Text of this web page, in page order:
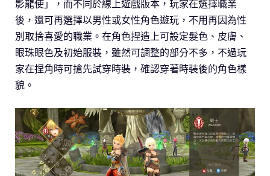
影龍使」，而不同於線上遊戲版本，玩家在選擇職業
後，還可再選擇以男性或女性角色遊玩，不用再因為性
別取捨喜愛的職業。在角色捏造上可設定髮色、皮膚、
眼珠眼色及初始服裝，雖然可調整的部分不多，不過玩
家在捏角時可搶先試穿時裝，確認穿著時裝後的角色樣
貌。